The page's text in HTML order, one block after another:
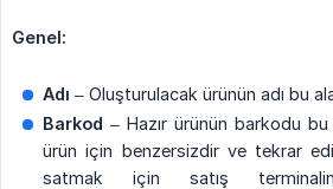
Genel:
Adı – Oluşturulacak ürünün adı bu
Barkod – Hazır ürünün barkodu
ürün için benzersizdir ve tekrar
satmak için satış